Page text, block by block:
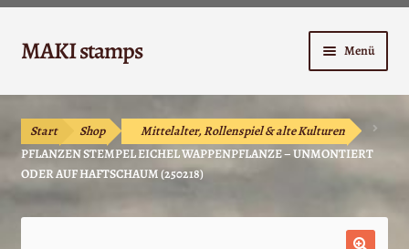
Zur
Navigation
Zum
Inhalt
MAKI stamps Menü
Shop
Warenkorb
Kasse
Start Shop
Mittelalter, Rollenspiel & alte Kulturen
PFLANZEN STEMPEL EICHEL WAPPENPFLANZE – UNMONTIERT
ODER AUF HAFTSCHAUM (250218)